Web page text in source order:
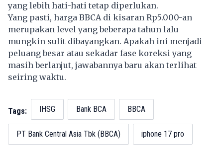
yang lebih hati-hati tetap diperlukan.
Yang pasti, harga BBCA di kisaran Rp5.000-an
merupakan level yang beberapa tahun lalu
mungkin sulit dibayangkan. Apakah ini menjadi
peluang besar atau sekadar fase koreksi yang
masih berlanjut, jawabannya baru akan terlihat
seiring waktu.
Tags: IHSG Bank BCA BBCA
PT Bank Central Asia Tbk (BBCA) iphone 17 pro